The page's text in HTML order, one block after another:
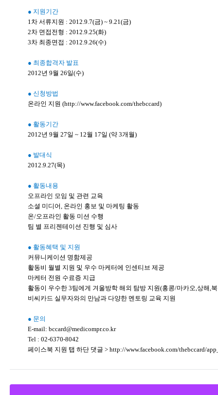
● 지원기간
1차 서류지원 : 2012.9.7(금) ~ 9.21(금)
2차 면접전형 : 2012.9.25(화)
3차 최종면접 : 2012.9.26(수)
● 최종합격자 발표
2012년 9월 26일(수)
● 신청방법
온라인 지원 (http://www.facebook.com/thebccard)
● 활동기간
2012년 9월 27일 ~ 12월 17일 (약 3개월)
● 발대식
2012.9.27(목)
● 활동내용
오프라인 모임 및 관련 교육
소셜 미디어, 온라인 홍보 및 마케팅 활동
온/오프라인 활동 미션 수행
팀 별 프리젠테이션 진행 및 심사
● 활동혜택 및 지원
커뮤니케이션 명함제공
활동비 월별 지원 및 우수 마케터에 인센티브 제공
마케터 전원 수료증 지급
활동이 우수한 3팀에게 겨울방학 해외 탐방 지원(홍콩/마카오,상해,
비씨카드 실무자와의 만남과 다양한 멘토링 교육 지원
● 문의
E-mail: bccard@medicompr.co.kr
Tel : 02-6370-8042
페이스북 지원 탭 하단 댓글 > http://www.facebook.com/thebccard/